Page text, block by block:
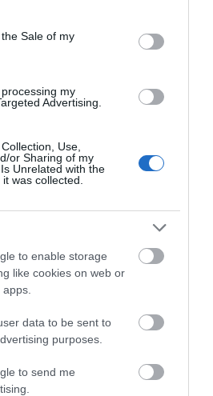
purposes in below Google
Sale of my
my
Advertising.
Use,
or Sharing of my
Unrelated with the
was collected.
to enable storage
like cookies on web or
data to be sent to
purposes.
to send me
Χωρίς Διαλύτες
ΑΓΟΡΑ